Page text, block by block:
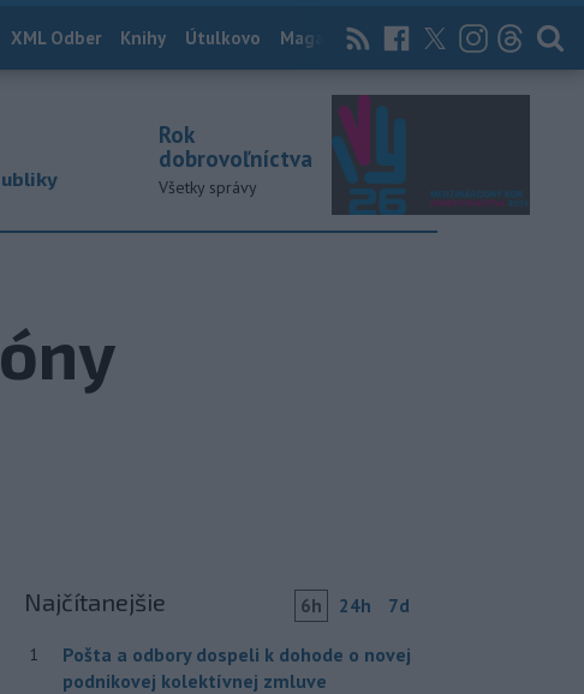
XML Odber Knihy Útulkovo Magazín News Now Archív
Rok
dobrovoľníctva
Všetky správy
Najčítanejšie 6h 24h 7d
1
Pošta a odbory dospeli k dohode o novej
podnikovej kolektívnej zmluve